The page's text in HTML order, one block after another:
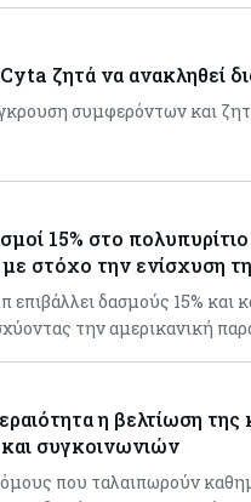
ζητά να ανακληθεί
συμφερόντων και
15% στο
στόχο την ενίσχυση
δασμούς 15% και
την αμερικανική
η βελτίωση
συγκοινωνιών
που ταλαιπωρούν